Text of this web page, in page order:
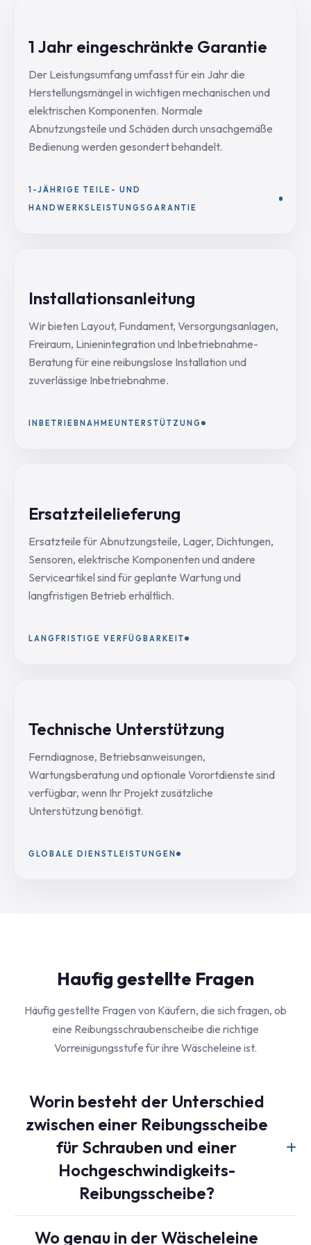
1 Jahr eingeschränkte Garantie
Der Leistungsumfang umfasst für ein Jahr die
Herstellungsmängel in wichtigen mechanischen und
elektrischen Komponenten. Normale
Abnutzungsteile und Schäden durch unsachgemäße
Bedienung werden gesondert behandelt.
1-JÄHRIGE TEILE- UND
HANDWERKSLEISTUNGSGARANTIE
Installationsanleitung
Wir bieten Layout, Fundament, Versorgungsanlagen,
Freiraum, Linienintegration und Inbetriebnahme-
Beratung für eine reibungslose Installation und
zuverlässige Inbetriebnahme.
INBETRIEBNAHMEUNTERSTÜTZUNG
Ersatzteilelieferung
Ersatzteile für Abnutzungsteile, Lager, Dichtungen,
Sensoren, elektrische Komponenten und andere
Serviceartikel sind für geplante Wartung und
langfristigen Betrieb erhältlich.
LANGFRISTIGE VERFÜGBARKEIT
Technische Unterstützung
Ferndiagnose, Betriebsanweisungen,
Wartungsberatung und optionale Vorortdienste sind
verfügbar, wenn Ihr Projekt zusätzliche
Unterstützung benötigt.
GLOBALE DIENSTLEISTUNGEN
Haufig gestellte Fragen
Häufig gestellte Fragen von Käufern, die sich fragen, ob
eine Reibungsschraubenscheibe die richtige
Vorreinigungsstufe für ihre Wäscheleine ist.
Worin besteht der Unterschied
zwischen einer Reibungsscheibe
für Schrauben und einer
Hochgeschwindigkeits-
Reibungsscheibe?
spiralförmige Schnecke, um Material mit mäßiger
Wo genau in der Wäscheleine